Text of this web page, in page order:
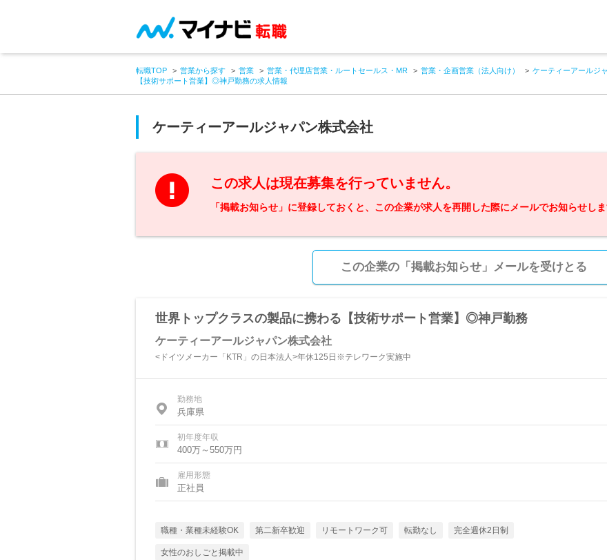
転職TOP 営業から探す 営業 営業・代理店営業・ルートセールス・MR 営業・企画営業（法人向け） ケーティーアールジ
【技術サポート営業】◎神戸勤務の求人情報
ケーティーアールジャパン株式会社
この求人は現在募集を行っていません。
「掲載お知らせ」に登録しておくと、この企業が求人を再開した際にメールでお知らせしま
この企業の「掲載お知らせ」メールを受けとる
世界トップクラスの製品に携わる【技術サポート営業】◎神戸勤務
ケーティーアールジャパン株式会社
<ドイツメーカー「KTR」の日本法人>年休125日※テレワーク実施中
勤務地
兵庫県
初年度年収
400万～550万円
雇用形態
正社員
職種・業種未経験OK 第二新卒歓迎 リモートワーク可 転勤なし 完全週休2日制
女性のおしごと掲載中